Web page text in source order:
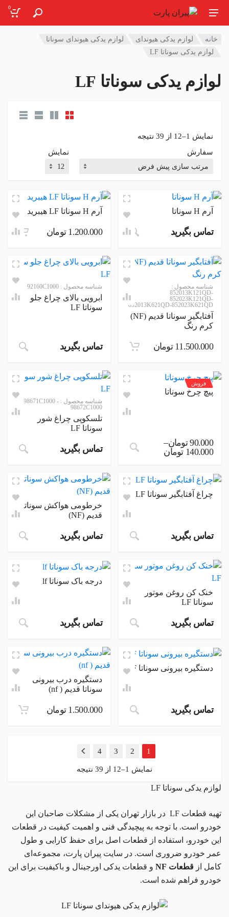
0
خانه لوازم یدکی هیوندای
لوازم یدکی هیوندای سوناتا
لوازم یدکی سوناتا LF
لوازم یدکی سوناتا LF
نمایش 1–12 از 39 نتیجه
سفارش
نمایش
آرم H سوناتا
تماس بگیرید
آرم H سوناتا LF هیبرید
1.200.000 تومان
شناسه محصول :
852013K121QD-
852023K121QD-
852013K621QD-852023K621QD
آفتابگیر سوناتا قدیم (NF)
کرم رنگ
11.500.000 تومان
شناسه محصول : 92160C1000
ابرویی بالای چراغ جلو
سوناتا LF
تماس بگیرید
فروش
پیچ چرخ سوناتا
90.000 تومان–
140.000 تومان
Price range: 90.000 تومان through 140.000 تومان
این محصول دارای انواع مختلفی
شناسه محصول : 98671C1000 -
98672C1000
تلسکوپی چراغ شور
سوناتا LF
تماس بگیرید
چراغ آفتابگیر سوناتا LF
تماس بگیرید
خرطومی هواکش سوناتا
قدیم (NF)
تماس بگیرید
خنک کن روغن موتور
سوناتا LF
تماس بگیرید
درجه باک سوناتا lf
تماس بگیرید
دستگیره بیرونی سوناتا LF
تماس بگیرید
دستگیره درب بیرونی
سوناتا قدیم ( nf)
1.500.000 تومان
1
2
3
4
بعدی
نمایش 1–12 از 39 نتیجه
لوازم یدکی سوناتا LF
تهیه قطعات LF در بازار تهران یکی از مشکلات صاحبان این
خودرو است. با توجه به پیچیدگی فنی و اهمیت کیفیت در قطعات
این خودرو، استفاده از قطعات اصل برای حفظ کارایی و طول
عمر خودرو ضروری است. در سایت پیران پارت، مجموعه‌ای
کامل از قطعات NF
و قطعات یدکی اورجینال و باکیفیت برای این
خودرو فراهم شده است.